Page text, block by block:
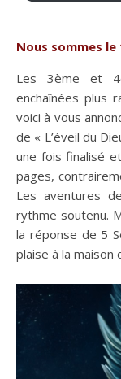
Nous sommes
Les 3ème et
enchaînées plus
voici à vous
de « L’éveil du
une fois finalisé
pages,
Les aventures
rythme soutenu.
la réponse de 5
plaise à la maison